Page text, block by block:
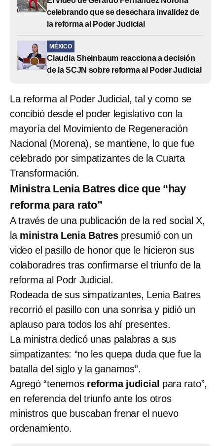
celebrando que se desechara invalidez de
la reforma al Poder Judicial
MÉXICO
Claudia Sheinbaum reacciona a decisión
de la SCJN sobre reforma al Poder Judicial
La reforma al Poder Judicial, tal y como se
concibió desde el poder legislativo con la
mayoría del Movimiento de Regeneración
Nacional (Morena), se mantiene, lo que fue
celebrado por simpatizantes de la Cuarta
Transformación.
Ministra Lenia Batres dice que “hay
reforma para rato”
A través de una publicación de la red social X,
la ministra Lenia Batres presumió con un
video el pasillo de honor que le hicieron sus
colaboradres tras confirmarse el triunfo de la
reforma al Podr Judicial.
Rodeada de sus simpatizantes, Lenia Batres
recorrió el pasillo con una sonrisa y pidió un
aplauso para todos los ahí presentes.
La ministra dedicó unas palabras a sus
simpatizantes: “no les quepa duda que fue la
batalla del siglo y la ganamos”.
Agregó “tenemos reforma judicial para rato”,
en referencia del triunfo ante los otros
ministros que buscaban frenar el nuevo
ordenamiento.